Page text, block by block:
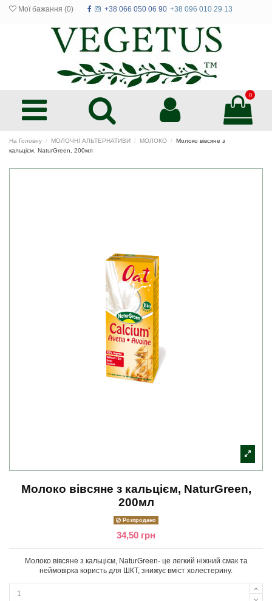
Мої бажання (0) +38 066 050 06 90 +38 096 010 29 13
0
На Головну МОЛОЧНІ АЛЬТЕРНАТИВИ МОЛОКО
Молоко вівсяне з
кальцієм, NaturGreen, 200мл
Молоко вівсяне з кальцієм, NaturGreen,
200мл
Розпродано
34,50 грн
Молоко вівсяне з кальцієм, NaturGreen- це легкий ніжний смак та
неймовірка користь для ШКТ, знижує вміст холестерину.